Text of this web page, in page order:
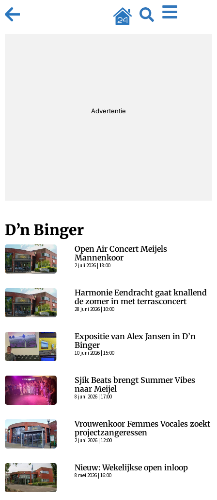
Advertentie
D’n Binger
Open Air Concert Meijels
Mannenkoor
2 juli 2026 | 18:00
Harmonie Eendracht gaat knallend
de zomer in met terrasconcert
28 juni 2026 | 10:00
Expositie van Alex Jansen in D’n
Binger
10 juni 2026 | 15:00
Sjik Beats brengt Summer Vibes
naar Meijel
8 juni 2026 | 17:00
Vrouwenkoor Femmes Vocales zoekt
projectzangeressen
2 juni 2026 | 12:00
Nieuw: Wekelijkse open inloop
8 mei 2026 | 16:00